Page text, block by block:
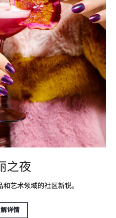
之夜
艺术领域的社区新锐。
详情